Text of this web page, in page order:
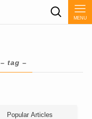
MENU
– tag –
Popular Articles